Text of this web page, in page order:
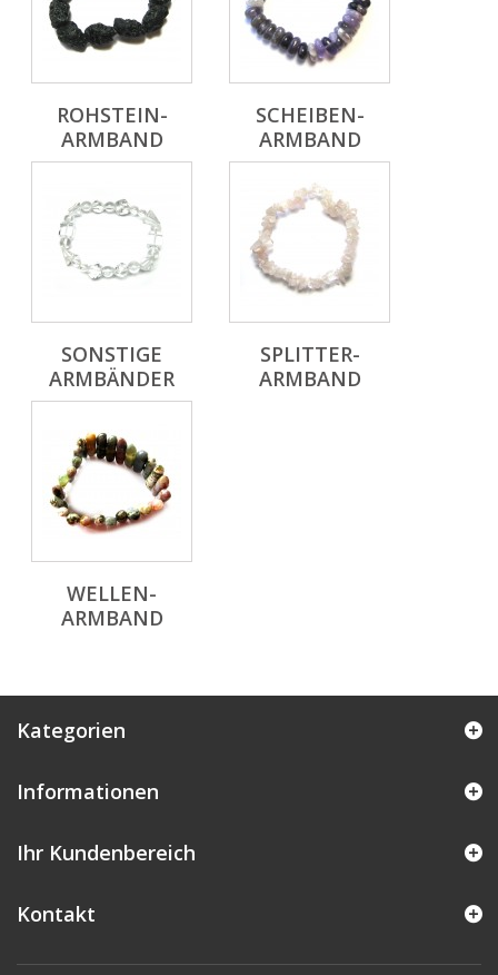
ROHSTEIN-
ARMBAND
SCHEIBEN-
ARMBAND
SONSTIGE
ARMBÄNDER
SPLITTER-
ARMBAND
WELLEN-
ARMBAND
Kategorien
Informationen
Ihr Kundenbereich
Kontakt